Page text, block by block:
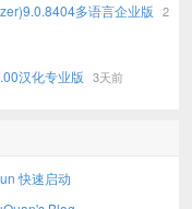
多语言企业版 2
汉化专业版 3天前
快速启动